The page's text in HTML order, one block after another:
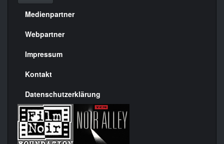
Menülinks
rechte
Seite
Medienpartner
Webpartner
Impressum
Kontakt
Datenschutzerklärung